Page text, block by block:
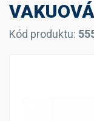
Kód produktu: